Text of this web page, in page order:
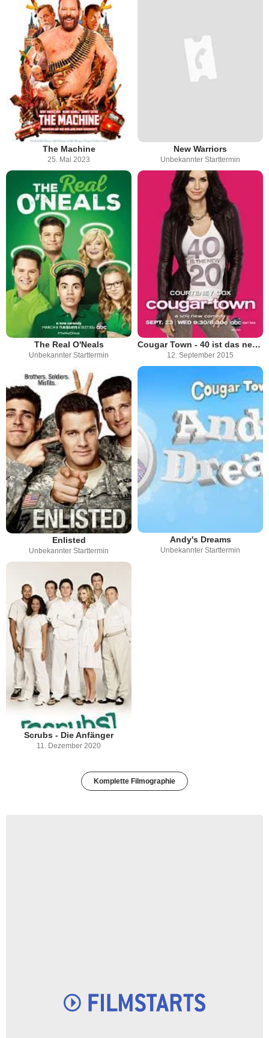
The Machine
25. Mai 2023
New Warriors
Unbekannter Starttermin
The Real O'Neals
Unbekannter Starttermin
Cougar Town - 40 ist das neue 20
12. September 2015
Enlisted
Unbekannter Starttermin
Andy's Dreams
Unbekannter Starttermin
Scrubs - Die Anfänger
11. Dezember 2020
Komplette Filmographie